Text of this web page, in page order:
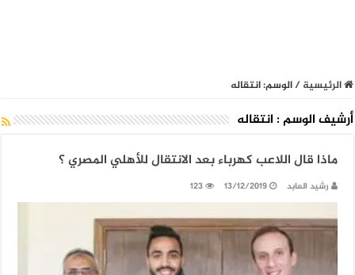
الرئيسية/الوسم:انتقاله
أرشيف الوسم : انتقاله
ماذا قال اللاعب كهرباء بعد الانتقال للأهلي المصري ؟
رشيد العابد 13/12/2019
123